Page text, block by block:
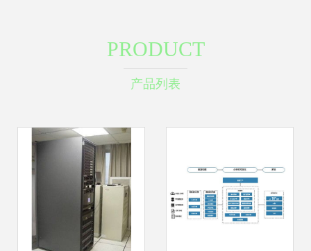
PRODUCT
产品列表